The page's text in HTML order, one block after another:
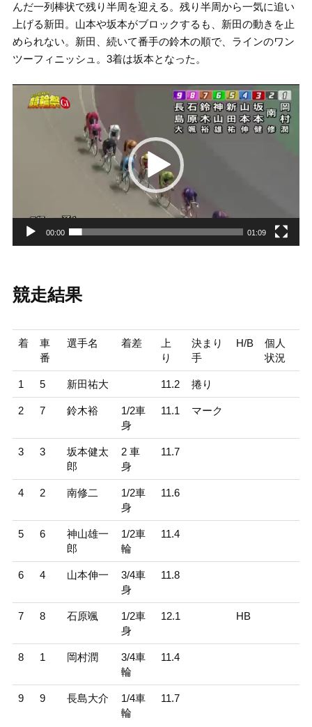
んだ一列棒状で残り半周を迎える。残り半周から一気に追い
上げる新田。山本や坂本がブロックするも、新田の動きを止
められない。新田、続いて番手の鈴木の順で、ラインのワン
ツーフィニッシュ。3着は坂本となった。
00:00 01:09
競走結果
着
車
番
選手名 着差
上
り
決まり
手
H/B
個人
状況
1 5 新田祐大 11.2 捲り
2 7 鈴木裕
1/2車
身
11.1 マーク
3 3
坂本健太
郎
2 車
身
11.7
4 2 南修二
1/2車
身
11.6
5 6
神山雄一
郎
1/2車
輪
11.4
6 4 山本伸一
3/4車
身
11.8
7 8 石原颯
1/2車
身
12.1 HB
8 1 岡村潤
3/4車
輪
11.4
9 9 長島大介
1/4車
輪
11.7